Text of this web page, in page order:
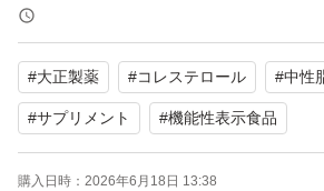
レット
【内容量】60粒（30日分）
【状態】未使用
よろしくお願いいたします。
#大正製薬 #コレステロール #中性
#サプリメント #機能性表示食品
購入日時： 2026年6月18日 13:38